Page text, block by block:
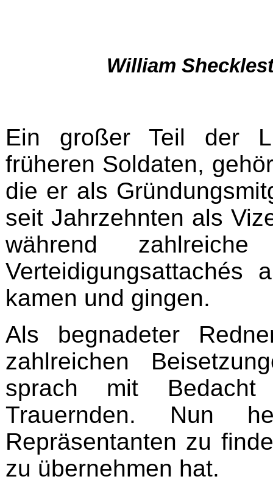
William
Ein großer Teil der
früheren Soldaten,
die er als
seit Jahrzehnten als
während zahlreiche
Verteidigungsattachés
kamen und gingen.
Als begnadeter
zahlreichen
sprach mit
Trauernden. Nun
Repräsentanten zu
zu übernehmen hat.